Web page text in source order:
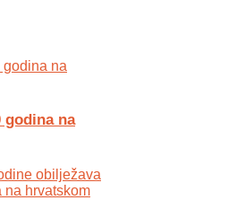
godina na
obilježava
na hrvatskom